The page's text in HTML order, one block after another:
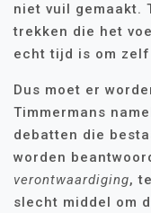
niet vuil gemaakt.
trekken die het
echt tijd is om
Dus moet er
Timmermans
debatten die
worden
verontwaardiging,
slecht middel om